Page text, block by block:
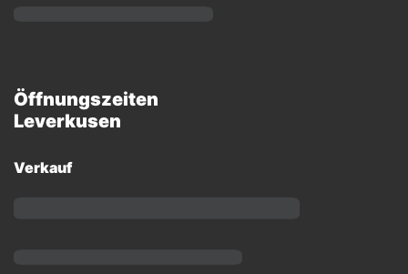
Öffnungszeiten
Leverkusen
Verkauf